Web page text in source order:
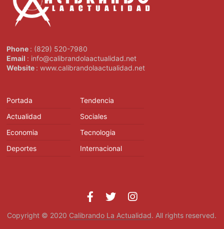
Phone : (829) 520-7980
Email : info@calibrandolaactualidad.net
Website : www.calibrandolaactualidad.net
Portada
Actualidad
Economia
Deportes
Tendencia
Sociales
Tecnologia
Internacional
Copyright © 2020 Calibrando La Actualidad. All rights reserved.